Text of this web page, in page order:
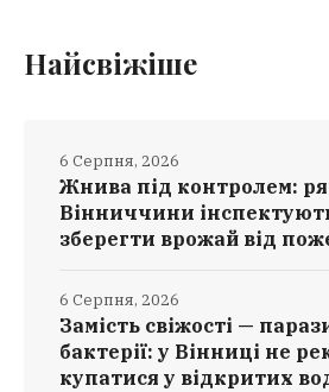
Найсвіжіше
Жнива під контролем:
Вінниччини
зберегти врожай від
6 Серпня, 2026
Замість свіжості —
бактерії: у Вінниці не
купатися у відкритих
6 Серпня, 2026